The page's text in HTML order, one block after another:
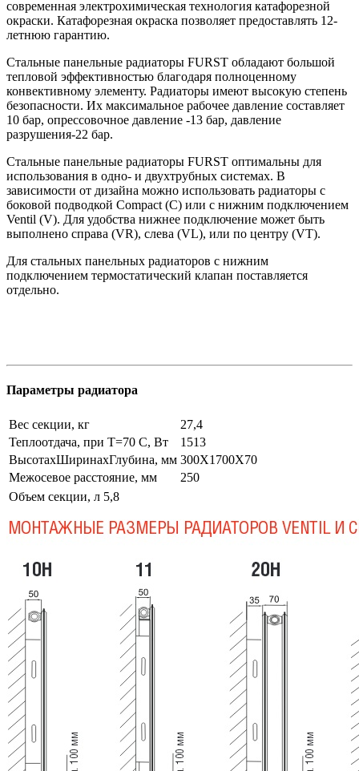
современная электрохимическая технология катафорезной
окраски. Катафорезная окраска позволяет предоставлять 12-
летнюю гарантию.
Стальные панельные радиаторы FURST обладают большой
тепловой эффективностью благодаря полноценному
конвективному элементу. Радиаторы имеют высокую степень
безопасности. Их максимальное рабочее давление составляет
10 бар, опрессовочное давление -13 бар, давление
разрушения-22 бар.
Стальные панельные радиаторы FURST оптимальны для
использования в одно- и двухтрубных системах. В
зависимости от дизайна можно использовать радиаторы с
боковой подводкой Compact (C) или с нижним подключением
Ventil (V). Для удобства нижнее подключение может быть
выполнено справа (VR), слева (VL), или по центру (VT).
Для стальных панельных радиаторов с нижним
подключением термостатический клапан поставляется
отдельно.
Параметры радиатора
Вес секции, кг
27,4
Теплоотдача, при Т=70 С, Вт
1513
ВысотахШиринахГлубина, мм 300Х1700Х70
Межосевое расстояние, мм
250
Объем секции, л 5,8